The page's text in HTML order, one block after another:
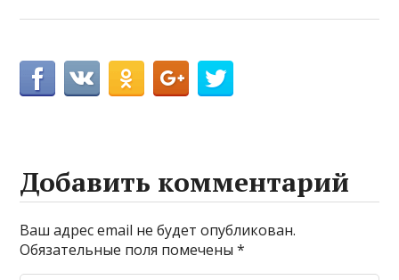
Добавить комментарий
Ваш адрес email не будет опубликован.
Обязательные поля помечены*